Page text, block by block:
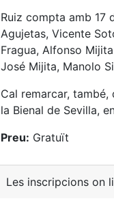
Ruiz compta amb 17
Agujetas, Vicente
Fragua, Alfonso
José Mijita, Manolo
Cal remarcar,
la Bienal de Sevilla,
Preu: Gratuït
Les inscripcions on